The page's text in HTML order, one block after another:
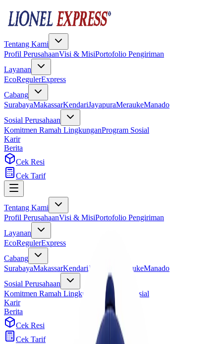
Tentang Kami
Profil PerusahaanVisi & MisiPortofolio Pengiriman
Layanan
EcoRegulerExpress
Cabang
SurabayaMakassarKendariJayapuraMeraukeManado
Sosial Perusahaan
Komitmen Ramah LingkunganProgram Sosial
Karir
Berita
Cek Resi
Cek Tarif
Tentang Kami
Profil PerusahaanVisi & MisiPortofolio Pengiriman
Layanan
EcoRegulerExpress
Cabang
SurabayaMakassarKendariJayapura MeraukeManado
Sosial Perusahaan
Komitmen Ramah Lingkungan
Program Sosial
Karir
Berita
Cek Resi
Cek Tarif